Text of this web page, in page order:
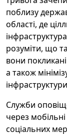
поблизу
області, де
розуміти, що
вони
а також
Служби
через
соціальних